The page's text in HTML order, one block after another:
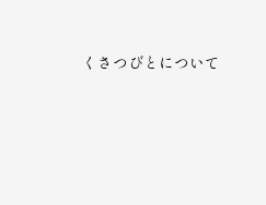
くさつびとについて